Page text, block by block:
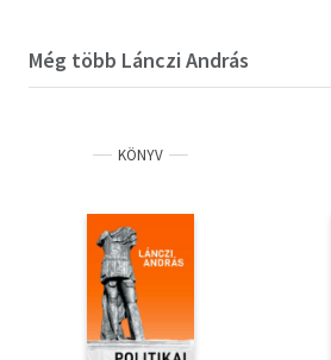
Még több Lánczi András
KÖNYV